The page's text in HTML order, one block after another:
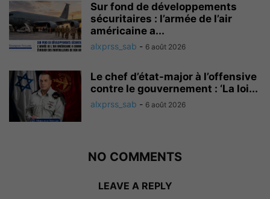
Sur fond de développements
sécuritaires : l’armée de l’air
américaine a...
alxprss_sab - 6 août 2026
Le chef d’état-major à l’offensive
contre le gouvernement : ‘La loi...
alxprss_sab - 6 août 2026
NO COMMENTS
LEAVE A REPLY